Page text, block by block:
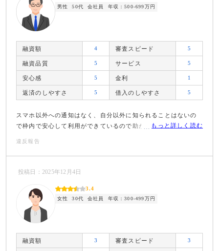
男性 50代 会社員 年収：500-699万円
融資額 4 審査スピード 5
融資品質 5 サービス 5
安心感 5 金利 1
返済のしやすさ 5 借入のしやすさ 5
スマホ以外への通知はなく、自分以外に知られることはないの
で枠内で安心して利用ができているので助かっている。もっと詳しく読む
違反報告
投稿日：2025年12月4日
3.4
女性 30代 会社員 年収：300-499万円
融資額 3 審査スピード 3